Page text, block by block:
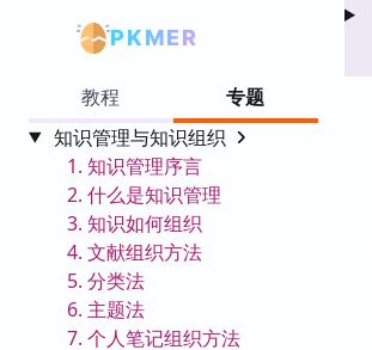
PKMER
教程
专题
知识管理与知识组织
1. 知识管理序言
2. 什么是知识管理
3. 知识如何组织
4. 文献组织方法
5. 分类法
6. 主题法
7. 个人笔记组织方法